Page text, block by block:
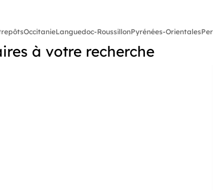
OccitanieLanguedoc-RoussillonPyrénées-Orientales
à votre recherche